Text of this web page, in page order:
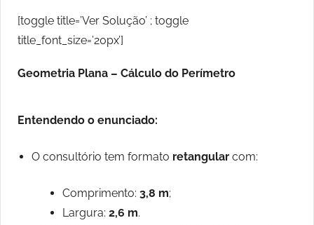
[toggle title=’Ver Solução’ ; toggle
title_font_size=’20px’]
Geometria Plana – Cálculo do Perímetro
Entendendo o enunciado:
O consultório tem formato retangular com:
Comprimento: 3,8 m;
Largura: 2,6 m.